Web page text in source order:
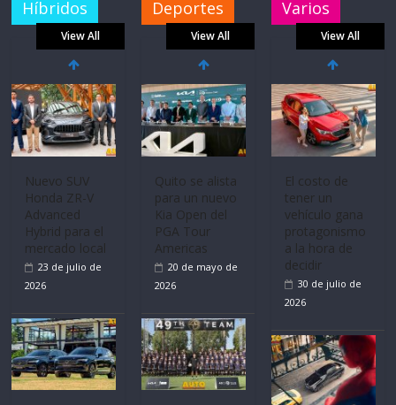
Híbridos
View All
Nuevo SUV
Honda ZR-V
Advanced
Hybrid para el
mercado local
23 de julio de
2026
Deportes
View All
Quito se alista
para un nuevo
Kia Open del
PGA Tour
Americas
20 de mayo de
2026
Varios
View All
El costo de
tener un
vehículo gana
protagonismo
a la hora de
decidir
30 de julio de
2026